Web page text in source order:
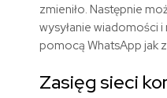
zmieniło. Następnie
wysyłanie wiadomości
pomocą WhatsApp jak
Zasięg sieci